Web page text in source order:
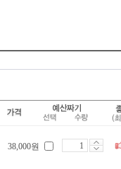
38,000원